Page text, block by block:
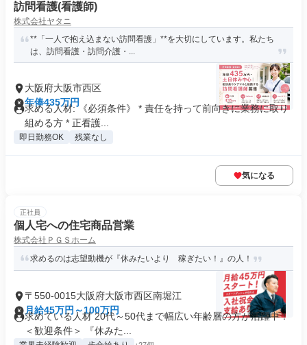
訪問看護(看護師)
株式会社ヤタニ
**「一人で抱え込まない訪問看護」**を大切にしています。私たち
は、訪問看護・訪問介護・...
大阪府大阪市西区
年俸435万円
求める人材: 《必須条件》 * 責任を持って前向きに業務に取り
組める方 * 正看護...
即日勤務OK 残業なし
気になる
正社員
個人宅への住宅商品営業
株式会社ＰＧＳホーム
求めるのは志望動機が『休みたいより 稼ぎたい！』の人！
〒550-0015大阪府大阪市西区南堀江
月給45万円～100万円
求めている人材 20代～50代まで幅広い年齢層の方が活躍中！
＜歓迎条件＞ 『休みた...